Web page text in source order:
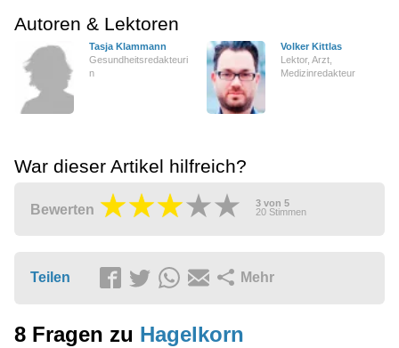
Autoren & Lektoren
Tasja Klammann
Gesundheitsredakteuri
n
Volker Kittlas
Lektor, Arzt,
Medizinredakteur
War dieser Artikel hilfreich?
Bewerten 3 von 5
20 Stimmen
Teilen Mehr
8 Fragen zu Hagelkorn